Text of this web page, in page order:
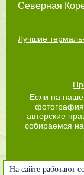
Северная
Лучшие
Если на
авторские
собираемся
На сайте работают